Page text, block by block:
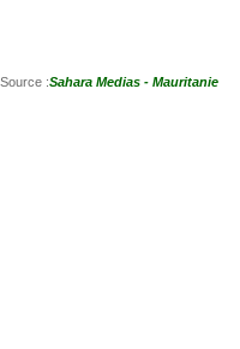
Source :Sahara Medias - Mauritanie